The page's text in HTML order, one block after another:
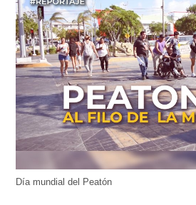
Día mundial del Peatón